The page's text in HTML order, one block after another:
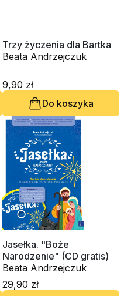
Trzy życzenia dla Bartka
Beata Andrzejczuk
9,90 zł
Do koszyka
Jasełka. "Boże
Narodzenie" (CD gratis)
Beata Andrzejczuk
29,90 zł